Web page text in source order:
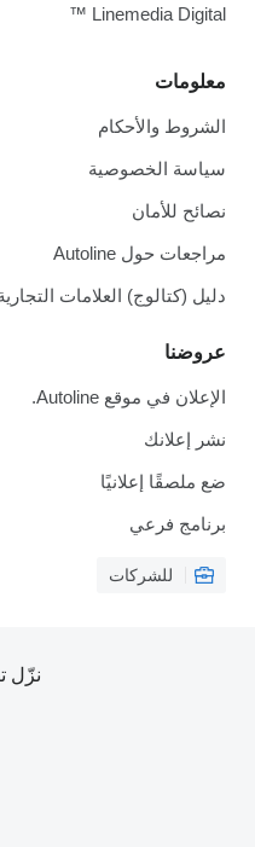
معلومات
الشروط والأحكام
سياسة الخصوصية
نصائح للأمان
مراجعات حول Autoline
دليل (كتالوج) العلامات
عروضنا
الإعلان في موقع Autoline.
نشر إعلانك
ضع ملصقًا إعلانيًا
برنامج فرعي
للشركات
Linemedia Digital ™
نزّل